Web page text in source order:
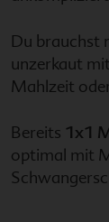
Du brauchst
unzerkaut
Mahlzeit
Bereits 1x1
optimal mit